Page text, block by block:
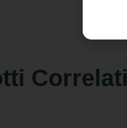
Correlati